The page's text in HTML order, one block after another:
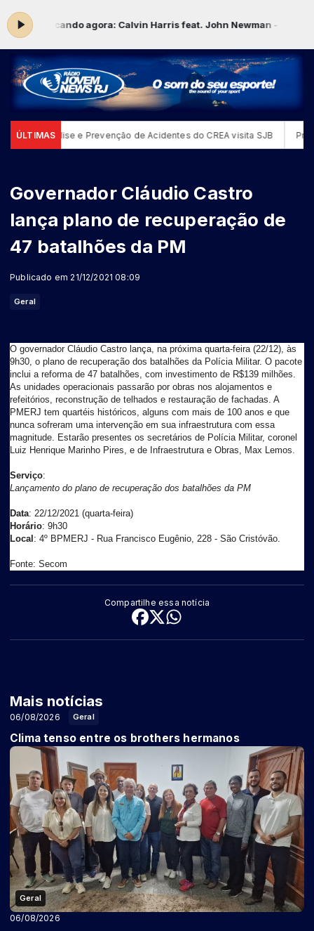
-Tocando agora: Calvin Harris feat. John Newman - Blame
ÚLTIMAS
de Análise e Prevenção de Acidentes do CREA visita SJB
Governador Cláudio Castro
lança plano de recuperação de
47 batalhões da PM
Publicado em 21/12/2021 08:09
Geral
O governador Cláudio Castro lança, na próxima quarta-feira (22/12), às
9h30, o plano de recuperação dos batalhões da Polícia Militar. O pacote
inclui a reforma de 47 batalhões, com investimento de R$139 milhões.
As unidades operacionais passarão por obras nos alojamentos e
refeitórios, reconstrução de telhados e restauração de fachadas. A
PMERJ tem quartéis históricos, alguns com mais de 100 anos e que
nunca sofreram uma intervenção em sua infraestrutura com essa
magnitude. Estarão presentes os secretários de Polícia Militar, coronel
Luiz Henrique Marinho Pires, e de Infraestrutura e Obras, Max Lemos.
Serviço:
Lançamento do plano de recuperação dos batalhões da PM
Data: 22/12/2021 (quarta-feira)
Horário: 9h30
Local : 4º BPMERJ - Rua Francisco Eugênio, 228 - São Cristóvão.
Fonte: Secom
Compartilhe essa notícia
Mais notícias
Geral
06/08/2026
Clima tenso entre os brothers hermanos
Geral
06/08/2026